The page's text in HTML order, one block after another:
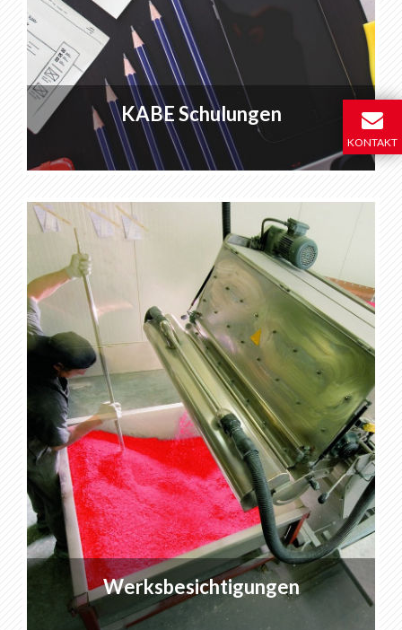
KABE Schulungen
Werksbesichtigungen
KONTAKT